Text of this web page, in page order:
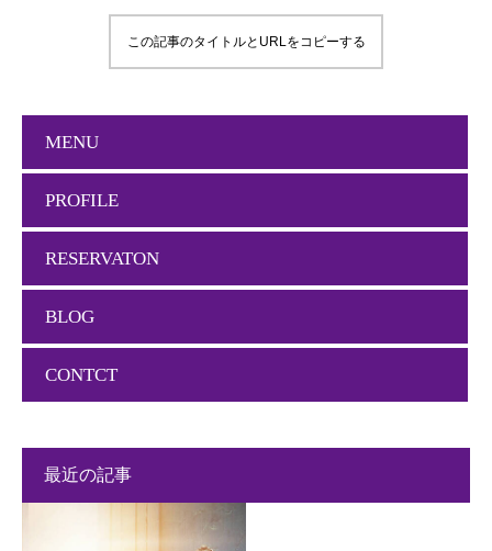
この記事のタイトルとURLをコピーする
MENU
PROFILE
RESERVATON
BLOG
CONTCT
最近の記事